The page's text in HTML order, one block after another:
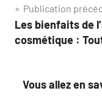
Navigation
de
Publication
Les bienfaits de
cosmétique :
Vous allez en